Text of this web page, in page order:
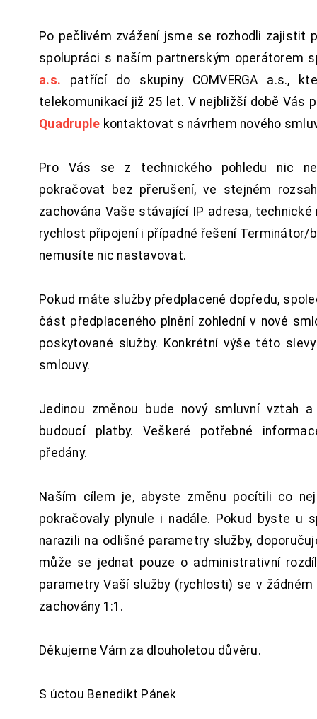
Po pečlivém zvážení jsme se rozhodli zajistit
spolupráci s naším partnerským operátorem
a.s. patřící do skupiny COMVERGA a.s.,
telekomunikací již 25 let. V nejbližší době Vás
Quadruple kontaktovat s návrhem nového
Pro Vás se z technického pohledu nic
pokračovat bez přerušení, ve stejném
zachována Vaše stávající IP adresa, technické
rychlost připojení i případné řešení Terminátor/
nemusíte nic nastavovat.
Pokud máte služby předplacené dopředu,
část předplaceného plnění zohlední v nové
poskytované služby. Konkrétní výše této
smlouvy.
Jedinou změnou bude nový smluvní vztah
budoucí platby. Veškeré potřebné
předány.
Naším cílem je, abyste změnu pocítili co
pokračovaly plynule i nadále. Pokud byste u
narazili na odlišné parametry služby,
může se jednat pouze o administrativní
parametry Vaší služby (rychlosti) se v
zachovány 1:1.
Děkujeme Vám za dlouholetou důvěru.
S úctou Benedikt Pánek